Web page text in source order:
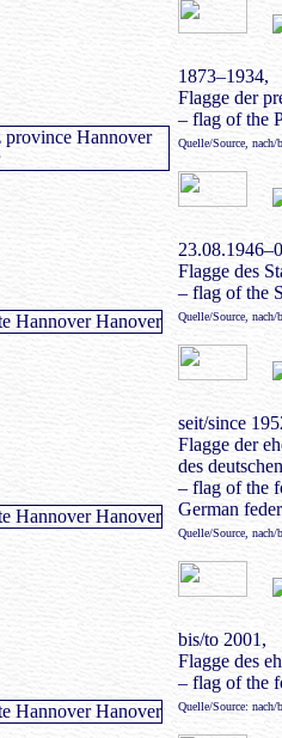
1873–1934,
Flagge der
– flag of the
Quelle/Source,
Flagge des
– flag of the
Quelle/Source,
seit/since
Flagge der
des
– flag of the
German
Quelle/Source,
bis/to 2001,
Flagge des
– flag of the
Quelle/Source: